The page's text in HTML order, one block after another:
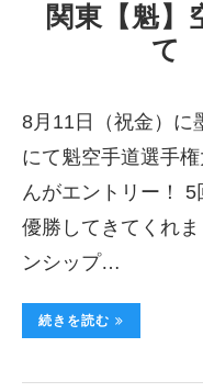
関東【魁】
て
8月11日（祝金）に
にて魁空手道選手
んがエントリー！ 5
優勝してきてくれ
ンシップ…
続きを読む